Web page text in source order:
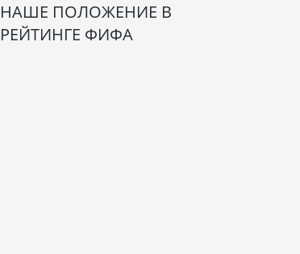
НАШЕ ПОЛОЖЕНИЕ В
РЕЙТИНГЕ ФИФА